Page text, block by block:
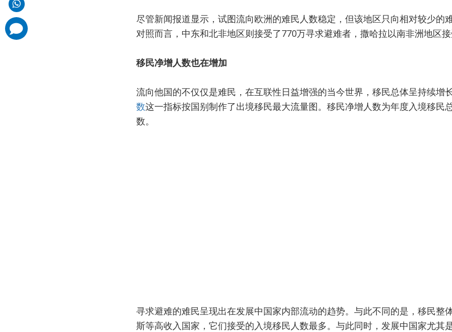
尽管新闻报道显示，试图流向欧洲的难民人数稳定，但该地区只向相对较少的
对照而言，中东和北非地区则接受了770万寻求避难者，撒哈拉以南非洲地区接
移民净增人数也在增加
流向他国的不仅仅是难民，在互联性日益增强的当今世界，移民总体呈持续增
数这一指标按国别制作了出境移民最大流量图。移民净增人数为年度入境移民
数。
寻求避难的难民呈现出在发展中国家内部流动的趋势。与此不同的是，移民整
斯等高收入国家，它们接受的入境移民人数最多。与此同时，发展中国家尤其
comments
added